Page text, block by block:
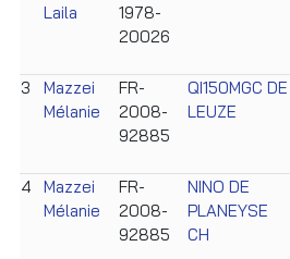
Laila
1978-
20026
3
Mazzei
Mélanie
FR-
2008-
92885
QI150MGC DE
LEUZE
4
Mazzei
Mélanie
FR-
2008-
92885
NINO DE
PLANEYSE
CH